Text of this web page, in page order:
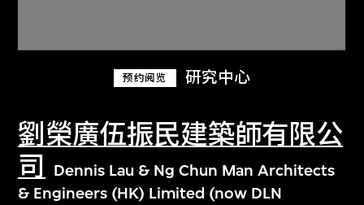
预约阅览 研究中心
劉榮廣伍振民建築師有限公
司
Dennis Lau & Ng Chun Man Architects
& Engineers (HK) Limited (now DLN
关于M+藏品
探索世界顶级的二十及二十一世纪视觉
文化藏品。